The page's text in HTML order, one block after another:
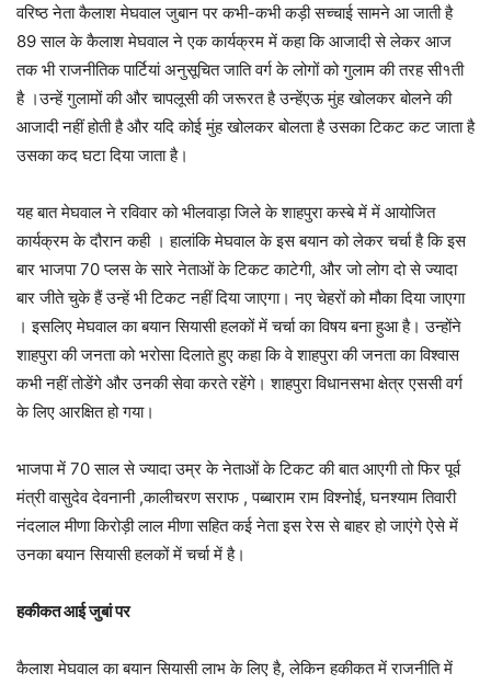
वरिष्ठ नेता कैलाश मेघवाल जुबान पर कभी-कभी कड़ी सच्चाई सामने आ जाती है
89 साल के कैलाश मेघवाल ने एक कार्यक्रम में कहा कि आजादी से लेकर आज
तक भी राजनीतिक पार्टियां अनुसूचित जाति वर्ग के लोगों को गुलाम की तरह सी१ती
है ।उन्हें गुलामों की और चापलूसी की जरूरत है उन्हेंएऊ मुंह खोलकर बोलने की
आजादी नहीं होती है और यदि कोई मुंह खोलकर बोलता है उसका टिकट कट जाता है
उसका कद घटा दिया जाता है।
यह बात मेघवाल ने रविवार को भीलवाड़ा जिले के शाहपुरा कस्बे में में आयोजित
कार्यक्रम के दौरान कही । हालांकि मेघवाल के इस बयान को लेकर चर्चा है कि इस
बार भाजपा 70 प्लस के सारे नेताओं के टिकट काटेगी, और जो लोग दो से ज्यादा
बार जीते चुके हैं उन्हें भी टिकट नहीं दिया जाएगा। नए चेहरों को मौका दिया जाएगा
। इसलिए मेघवाल का बयान सियासी हलकों में चर्चा का विषय बना हुआ है। उन्होंने
शाहपुरा की जनता को भरोसा दिलाते हुए कहा कि वे शाहपुरा की जनता का विश्वास
कभी नहीं तोडेंगे और उनकी सेवा करते रहेंगे। शाहपुरा विधानसभा क्षेत्र एससी वर्ग
के लिए आरक्षित हो गया।
भाजपा में 70 साल से ज्यादा उम्र के नेताओं के टिकट की बात आएगी तो फिर पूर्व
मंत्री वासुदेव देवनानी ,कालीचरण सराफ , पब्बाराम राम विश्नोई, घनश्याम तिवारी
नंदलाल मीणा किरोड़ी लाल मीणा सहित कई नेता इस रेस से बाहर हो जाएंगे ऐसे में
उनका बयान सियासी हलकों में चर्चा में है।
हकीकत आई जुबां पर
कैलाश मेघवाल का बयान सियासी लाभ के लिए है, लेकिन हकीकत में राजनीति में